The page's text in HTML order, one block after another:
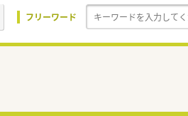
フリーワード